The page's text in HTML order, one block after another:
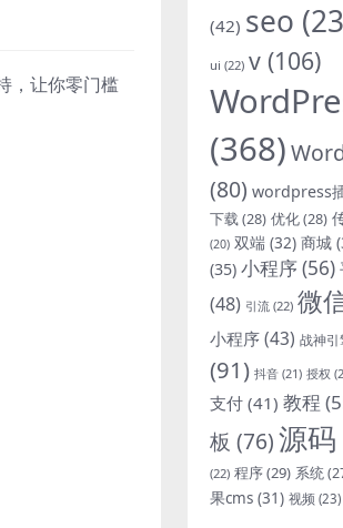
，让你零门槛
(42) seo
ui (22) v (106)
(368)
(80) wordpress
下载(28) 优化(28)
(20) 双端 (32) 商城
(35) 小程序(56)
(48) 引流 (22) 微
小程序(43) 战神引
(91) 抖音 (21) 授权
支付 (41) 教程
板 (76)源码
(22) 程序(29) 系统
果cms (31) 视频 (23)